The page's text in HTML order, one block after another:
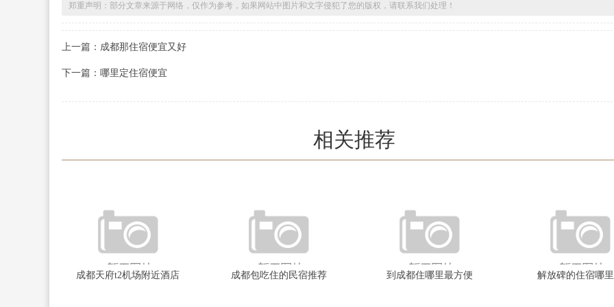
郑重声明：部分文章来源于网络，仅作为参考，如果网站中图片和文字侵犯了您的版权，请联系我们处理！
上一篇：成都那住宿便宜又好
下一篇：哪里定住宿便宜
相关推荐
成都天府t2机场附近酒店 成都包吃住的民宿推荐 到成都住哪里最方便 解放碑的住宿哪